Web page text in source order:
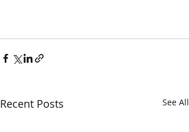
Recent Posts See All